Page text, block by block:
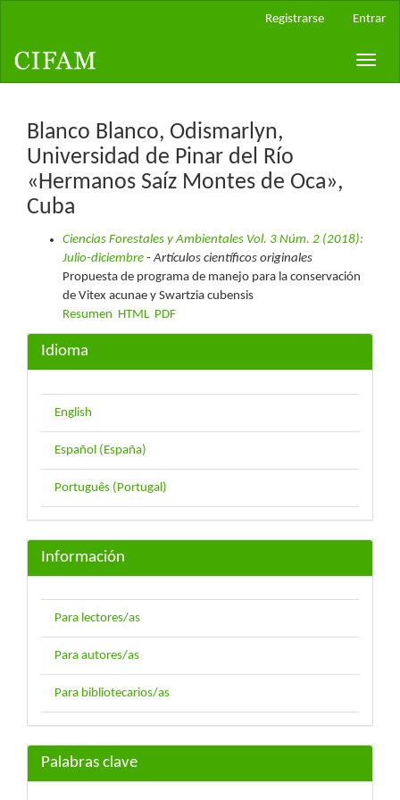
principal
Barra
Registrarse Entrar
Toggle
Blanco Blanco, Odismarlyn,
Universidad de Pinar del Río
«Hermanos Saíz Montes de Oca»,
Cuba
Ciencias Forestales y Ambientales Vol. 3 Núm. 2 (2018):
Julio-diciembre - Artículos científicos originales
Propuesta de programa de manejo para la conservación
de Vitex acunae y Swartzia cubensis
Resumen HTML PDF
Idioma
English
Español (España)
Português (Portugal)
Información
Para lectores/as
Para autores/as
Para bibliotecarios/as
Palabras clave